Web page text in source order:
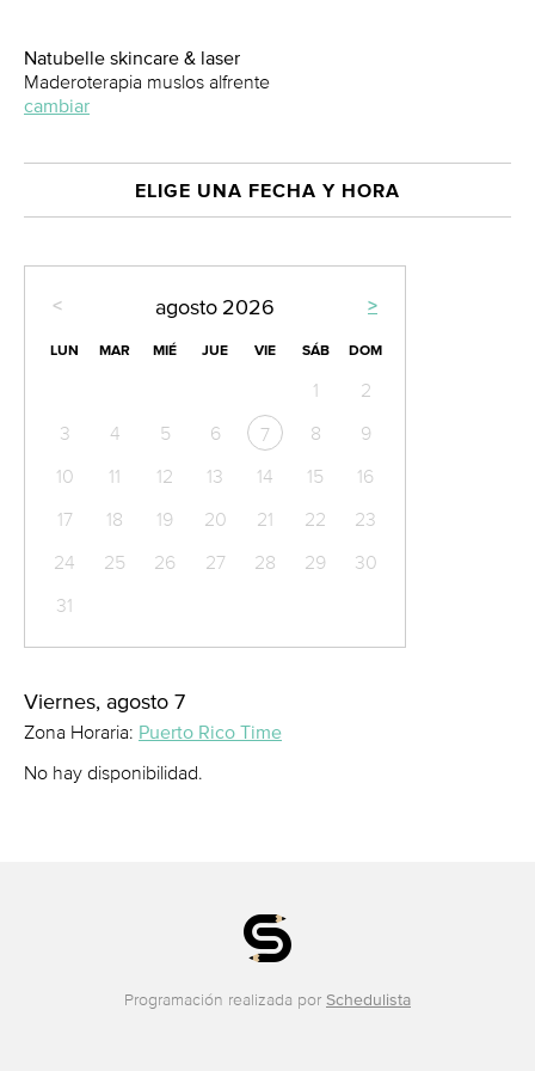
Natubelle skincare & laser
Maderoterapia muslos alfrente
cambiar
ELIGE UNA FECHA Y HORA
< >
agosto 2026
LUN MAR MIÉ JUE VIE SÁB DOM
1
2
3
4 5 6 7 8
9
10
11 12 13 14 15
16
17
18 19 20 21 22
23
24
25 26 27 28 29
30
31
Viernes, agosto 7
Zona Horaria: Puerto Rico Time
No hay disponibilidad.
Programación realizada por Schedulista